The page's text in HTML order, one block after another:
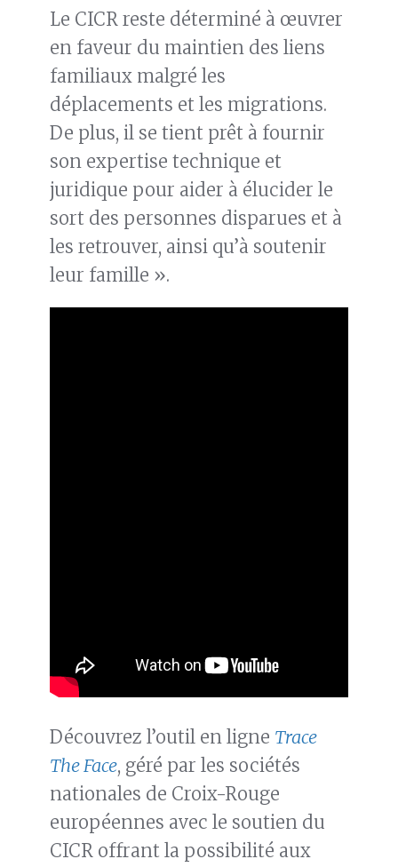
Le CICR reste déterminé à œuvrer
en faveur du maintien des liens
familiaux malgré les
déplacements et les migrations.
De plus, il se tient prêt à fournir
son expertise technique et
juridique pour aider à élucider le
sort des personnes disparues et à
les retrouver, ainsi qu’à soutenir
leur famille ».
Découvrez l’outil en ligne Trace
The Face, géré par les sociétés
nationales de Croix-Rouge
européennes avec le soutien du
CICR offrant la possibilité aux